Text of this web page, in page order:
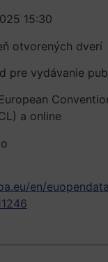
15:30
otvorených dverí
pre vydávanie
a online
en/